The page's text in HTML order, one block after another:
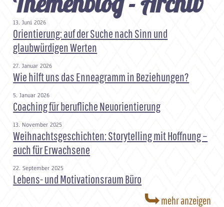
13. Juni 2026
Orientierung: auf der Suche nach Sinn und
glaubwürdigen Werten
27. Januar 2026
Wie hilft uns das Enneagramm in Beziehungen?
5. Januar 2026
Coaching für berufliche Neuorientierung
13. November 2025
Weihnachtsgeschichten: Storytelling mit Hoffnung –
auch für Erwachsene
22. September 2025
Lebens- und Motivationsraum Büro
mehr anzeigen